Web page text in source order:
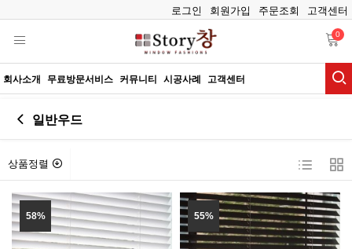
고객센터
주문조회
회원가입
로그인
0
회사소개 무료방문서비스 커뮤니티 시공사례 고객센터
일반우드
상품정렬
58% 55%